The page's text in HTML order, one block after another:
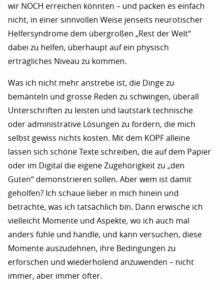
wir NOCH erreichen könnten – und packen es einfach
nicht, in einer sinnvollen Weise jenseits neurotischer
Helfersyndrome dem übergroßen „Rest der Welt“
dabei zu helfen, überhaupt auf ein physisch
erträgliches Niveau zu kommen.
Was ich nicht mehr anstrebe ist, die Dinge zu
bemänteln und grosse Reden zu schwingen, überall
Unterschriften zu leisten und lautstark technische
oder administrative Lösungen zu fordern, die mich
selbst gewiss nichts kosten. Mit dem KOPF alleine
lassen sich schöne Texte schreiben, die auf dem Papier
oder im Digital die eigene Zugehörigkeit zu „den
Guten“ demonstrieren sollen. Aber wem ist damit
geholfen? Ich schaue lieber in mich hinein und
betrachte, was ich tatsächlich bin. Dann erwische ich
vielleicht Momente und Aspekte, wo ich auch mal
anders fühle und handle, und kann versuchen, diese
Momente auszudehnen, ihre Bedingungen zu
erforschen und wiederholend anzuwenden – nicht
immer, aber immer öfter.